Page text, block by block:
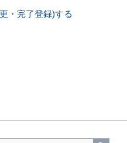
・完了登録)する